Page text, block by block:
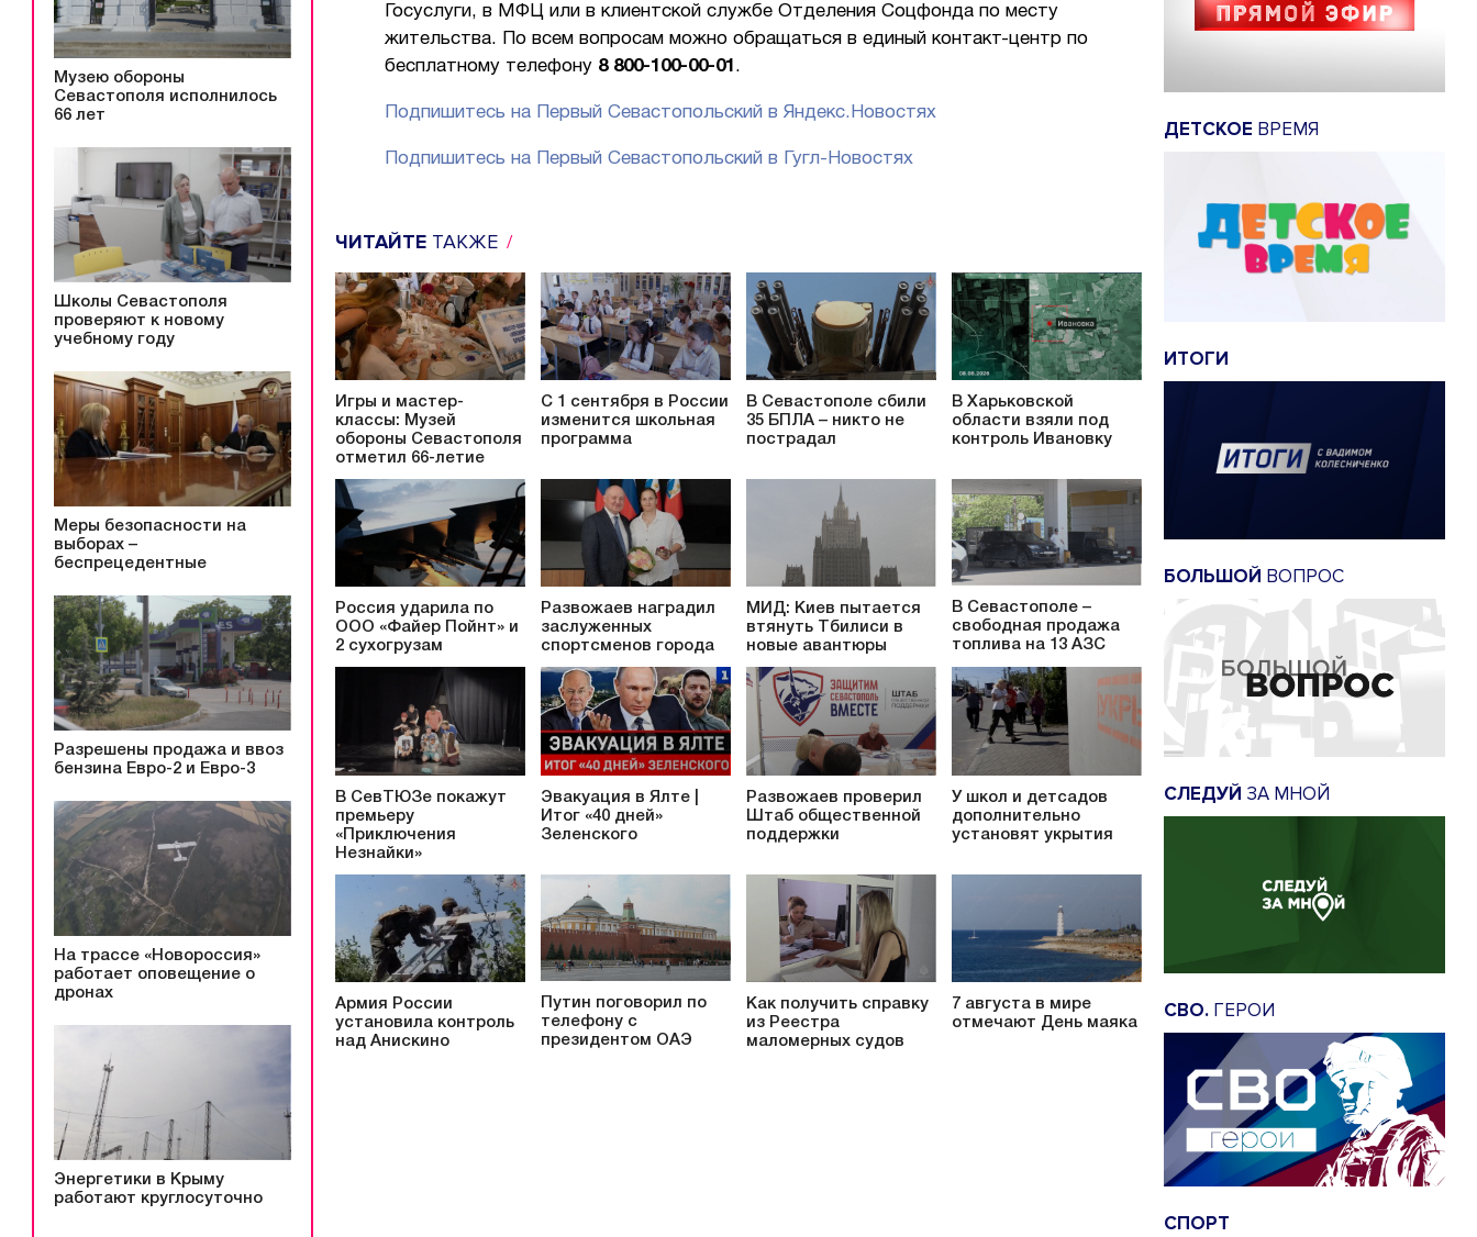
Музею обороны
Севастополя исполнилось
66 лет
Школы Севастополя
проверяют к новому
учебному году
Меры безопасности на
выборах –
беспрецедентные
Разрешены продажа и ввоз
бензина Евро-2 и Евро-3
На трассе «Новороссия»
работает оповещение о
дронах
Энергетики в Крыму
работают круглосуточно
Госуслуги, в МФЦ или в клиентской службе Отделения Соцфонда по месту
жительства. По всем вопросам можно обращаться в единый контакт-центр по
бесплатному телефону 8 800-100-00-01 .
Подпишитесь на Первый Севастопольский в Яндекс.Новостях
Подпишитесь на Первый Севастопольский в Гугл-Новостях
ЧИТАЙТЕ ТАКЖЕ
Игры и мастер-
классы: Музей
обороны Севастополя
отметил 66-летие
С 1 сентября в России
изменится школьная
программа
В Севастополе сбили
35 БПЛА – никто не
пострадал
В Харьковской
области взяли под
контроль Ивановку
Россия ударила по
ООО «Файер Пойнт» и
2 сухогрузам
Развожаев наградил
заслуженных
спортсменов города
МИД: Киев пытается
втянуть Тбилиси в
новые авантюры
В Севастополе –
свободная продажа
топлива на 13 АЗС
В СевТЮЗе покажут
премьеру
«Приключения
Незнайки»
Эвакуация в Ялте |
Итог «40 дней»
Зеленского
Развожаев проверил
Штаб общественной
поддержки
У школ и детсадов
дополнительно
установят укрытия
Армия России
установила контроль
над Анискино
Путин поговорил по
телефону с
президентом ОАЭ
Как получить справку
из Реестра
маломерных судов
7 августа в мире
отмечают День маяка
ДЕТСКОЕ ВРЕМЯ
ИТОГИ
БОЛЬШОЙ ВОПРОС
СЛЕДУЙ ЗА МНОЙ
СВО. ГЕРОИ
СПОРТ